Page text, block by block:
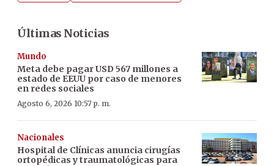
Últimas Noticias
Mundo
Meta debe pagar USD 567 millones a
estado de EEUU por caso de menores
en redes sociales
Agosto 6, 2026 10:57 p. m.
Nacionales
Hospital de Clínicas anuncia cirugías
ortopédicas y traumatológicas para